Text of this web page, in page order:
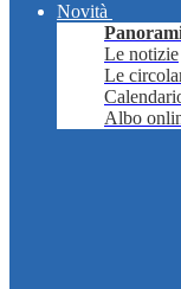
Novità
Le notizie
Le
Albo